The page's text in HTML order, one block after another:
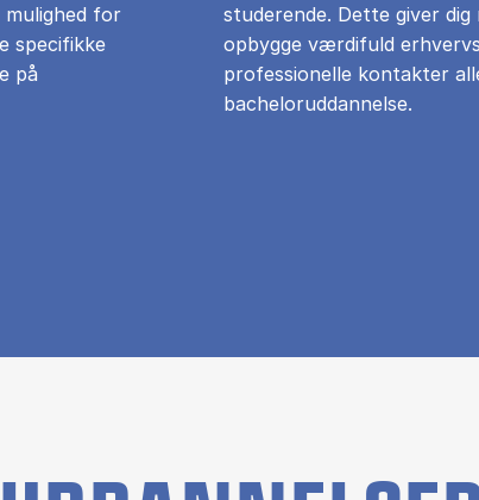
mulighed for
specifikke
på
studerende. Dette giver
opbygge værdifuld
professionelle kontakter
bacheloruddannelse.